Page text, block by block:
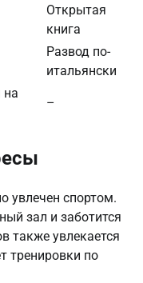
Открытая
книга
Развод по-
итальянски
на
–
увлечен спортом.
зал и заботится
также увлекается
тренировки по